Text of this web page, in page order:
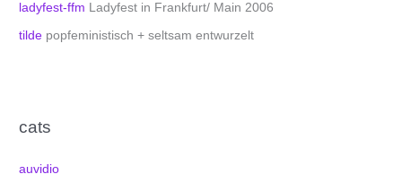
ladyfest-ffm Ladyfest in Frankfurt/ Main 2006
tilde popfeministisch + seltsam entwurzelt
cats
auvidio